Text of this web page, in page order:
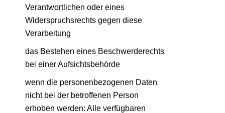
Verantwortlichen oder eines
Widerspruchsrechts gegen diese
Verarbeitung
das Bestehen eines Beschwerderechts
bei einer Aufsichtsbehörde
wenn die personenbezogenen Daten
nicht bei der betroffenen Person
erhoben werden: Alle verfügbaren